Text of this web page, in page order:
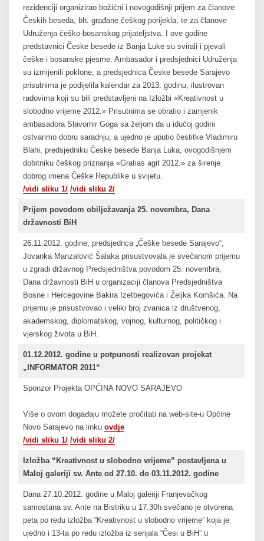
rezidenciji organizirao božićni i novogodišnji prijem za članove
Českih beseda, bh. građane češkog porijekla, te za članove
Udruženja češko-bosanskog prijateljstva. I ove godine
predstavnici Česke besede iz Banja Luke su svirali i pjevali
češke i bosanske pjesme. Ambasador i predsjednici Udruženja
su izmijenili poklone, a predsjednica Česke besede Sarajevo
prisutnima je podijelila kalendar za 2013. godinu, ilustrovan
radovima koji su bili predstavljeni na Izložbi «Kreativnost u
slobodno vrijeme 2012.» Prisutnima se obratio i zamjenik
ambasadora Slavomir Goga sa željom da u idućoj godini
ostvarimo dobru saradnju, a ujedno je uputio čestitke Vladimiru
Blahi, predsjedniku Česke besede Banja Luka, ovogodišnjem
dobitniku češkog priznanja «Gratias agit 2012.» za širenje
dobrog imena Češke Republike u svijetu.
/vidi sliku 1/ /vidi sliku 2/
Prijem povodom obilježavanja 25. novembra, Dana
državnosti BiH
26.11.2012. godine, predsjednca „Češke besede Sarajevo“,
Jovanka Manzalović Šalaka prisustvovala je svečanom prijemu
u zgradi državnog Predsjedništva povodom 25. novembra,
Dana državnosti BiH u organizaciji članova Predsjedništva
Bosne i Hercegovine Bakira Izetbegovića i Željka Komšića. Na
prijemu je prisustvovao i veliki broj zvanica iz društvenog,
akademskog, diplomatskog, vojnog, kulturnog, političkog i
vjerskog života u BiH.
01.12.2012. godine u potpunosti realizovan projekat
„INFORMATOR 2011“
Sponzor Projekta OPĆINA NOVO SARAJEVO
Više o ovom događaju možete pročitati na web-site-u Općine
Novo Sarajevo na linku ovdje
/vidi sliku 1/ /vidi sliku 2/
Izložba “Kreativnost u slobodno vrijeme” postavljena u
Maloj galeriji sv. Ante od 27.10. do 03.11.2012. godine
Dana 27.10.2012. godine u Maloj galeriji Franjevačkog
samostana sv. Ante na Bistriku u 17.30h svečano je otvorena
peta po redu izložba “Kreativnost u slobodno vrijeme” koja je
ujedno i 13-ta po redu izložba iz serijala “Česi u BiH” u